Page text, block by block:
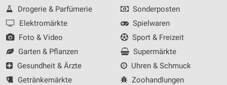
Drogerie & Parfümerie
Elektromärkte
Foto & Video
Garten & Pflanzen
Gesundheit & Ärzte
Getränkemärkte
Sonderposten
Spielwaren
Sport & Freizeit
Supermärkte
Uhren & Schmuck
Zoohandlungen